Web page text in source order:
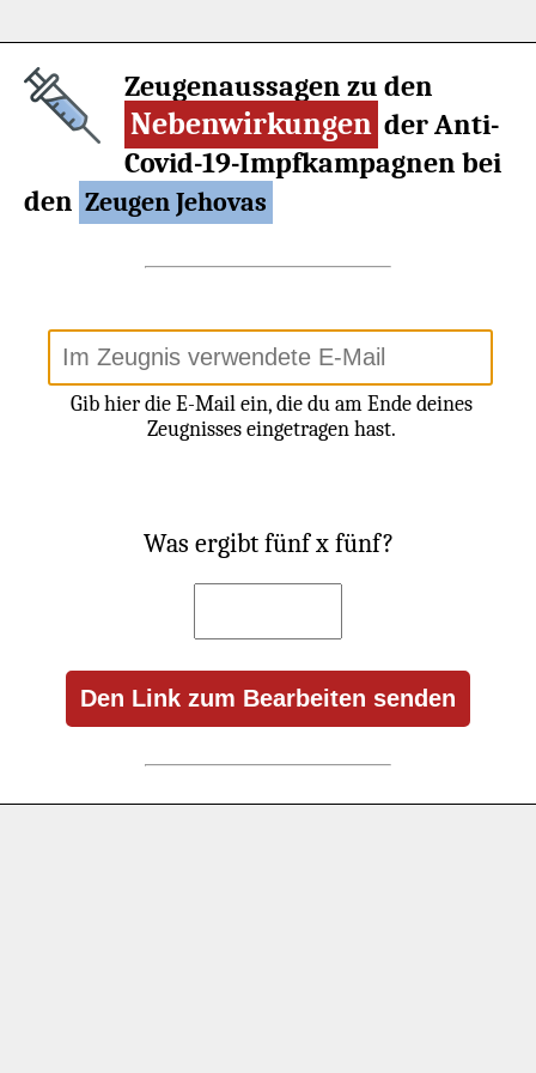
Zeugenaussagen zu den
Nebenwirkungen der Anti-
Covid-19-Impfkampagnen bei
den Zeugen Jehovas
Gib hier die E-Mail ein, die du am Ende deines
Zeugnisses eingetragen hast.
Was ergibt fünf x fünf?